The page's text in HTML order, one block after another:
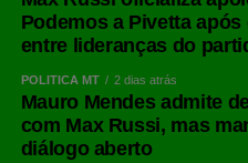
Podemos a Pivetta
entre lideranças do
POLÍTICA MT 2 dias atrás
Mauro Mendes admite
com Max Russi, mas
diálogo aberto